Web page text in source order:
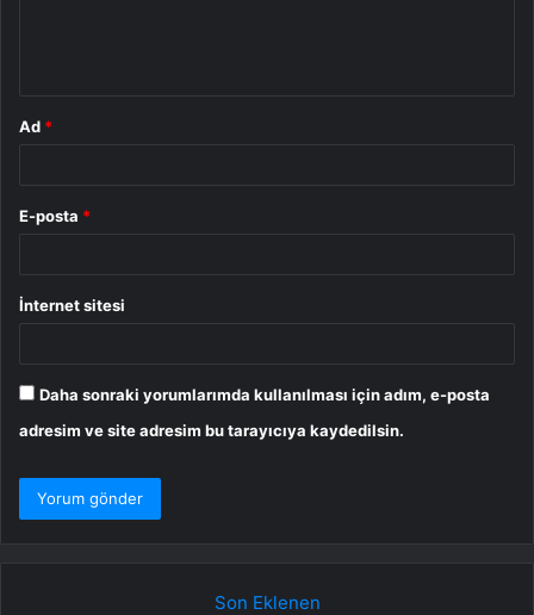
Ad *
E-posta *
İnternet sitesi
Daha sonraki yorumlarımda kullanılması için adım, e-posta
adresim ve site adresim bu tarayıcıya kaydedilsin.
Son Eklenen